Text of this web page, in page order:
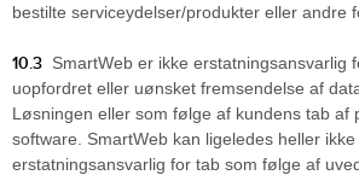
bestilte serviceydelser/produkter eller andre
10.3 SmartWeb er ikke erstatningsansvarlig
uopfordret eller uønsket fremsendelse af
Løsningen eller som følge af kundens tab af
software. SmartWeb kan ligeledes heller
erstatningsansvarlig for tab som følge af